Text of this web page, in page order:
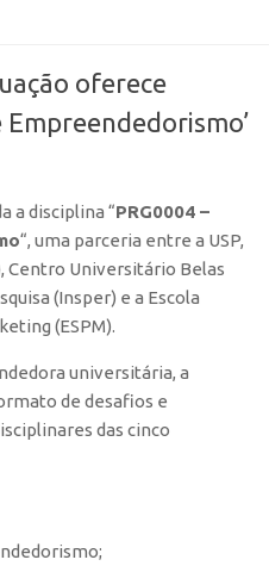
oferece
Empreendedorismo’
a disciplina “PRG0004 –
“, uma parceria entre a USP,
Centro Universitário Belas
(Insper) e a Escola
(ESPM).
universitária, a
de desafios e
das cinco